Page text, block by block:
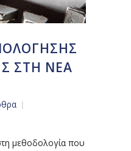
ΣΤΗ ΝΕΑ
μεθοδολογία που